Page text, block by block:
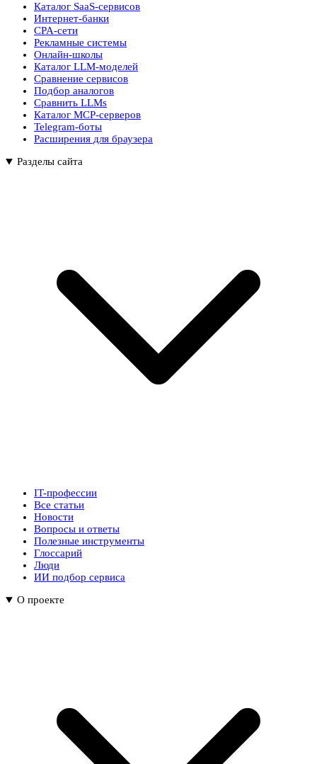
Каталог SaaS-сервисов
Интернет-банки
CPA-сети
Рекламные системы
Онлайн-школы
Каталог LLM-моделей
Сравнение сервисов
Подбор аналогов
Сравнить LLMs
Каталог MCP-серверов
Telegram-боты
Расширения для браузера
Разделы сайта
IT-профессии
Все статьи
Новости
Вопросы и ответы
Полезные инструменты
Глоссарий
Люди
ИИ подбор сервиса
О проекте